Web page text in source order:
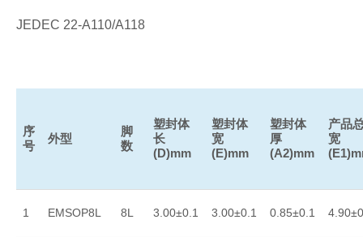
JEDEC 22-A110/A118
序
号
外型
脚
数
塑封体
长
(D)mm
塑封体
宽
(E)mm
塑封体
厚
(A2)mm
产品
宽
1 EMSOP8L 8L 3.00±0.1 3.00±0.1 0.85±0.1